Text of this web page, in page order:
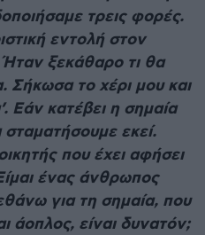
τρεις φορές.
εντολή στον
Ήταν ξεκάθαρο τι θα
Σήκωσα το χέρι μου και
Εάν κατέβει η σημαία
εκεί.
που έχει αφήσει
ένας άνθρωπος
για τη σημαία, που
άοπλος, είναι δυνατόν;